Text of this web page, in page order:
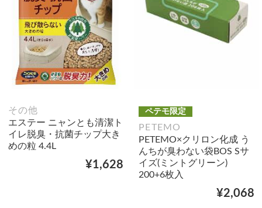
その他
エステー ニャンとも清潔ト
イレ脱臭・抗菌チップ大き
めの粒 4.4L
¥1,628
ペテモ限定
PETEMO
PETEMO×クリロン化成 う
んちが臭わない袋BOS Sサ
イズ(ミントグリーン)
200+6枚入
¥2,068